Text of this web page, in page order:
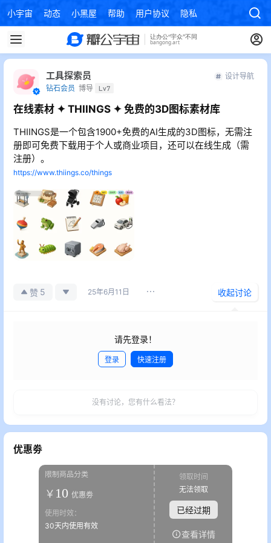
小宇宙 动态 小黑屋 帮助 用户协议 隐私政策
工具探索员
钻石会员 博导 Lv7
设计导航
在线素材 ✦ THIINGS ✦ 免费的3D图标素材库
THIINGS是一个包含1900+免费的AI生成的3D图标，无需注
册即可免费下载用于个人或商业项目，还可以在线生成（需
注册）。
https://www.thiings.co/things
赞 5 25年6月11日 收起讨论
请先登录！
登录 快速注册
没有讨论，您有什么看法？
优惠劵
限制商品分类
￥ 10 优惠劵
使用时效：
30天内使用有效
领取时间
无法领取
已经过期
查看详情